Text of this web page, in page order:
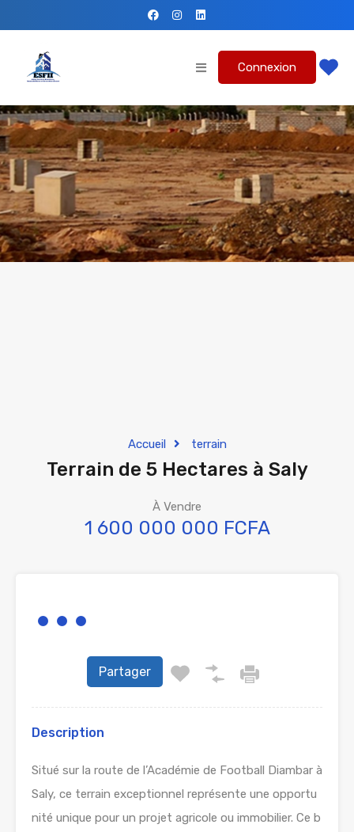
Connexion
Accueil terrain
Terrain de 5 Hectares à Saly
À Vendre
1 600 000 000 FCFA
Partager
Description
Situé sur la route de l’Académie de Football Diambar à
Saly, ce terrain exceptionnel représente une opportu
nité unique pour un projet agricole ou immobilier. Ce b